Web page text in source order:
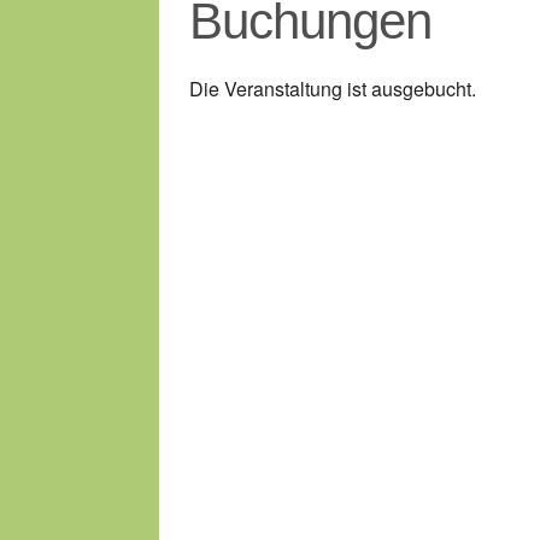
Buchungen
Die Veranstaltung ist ausgebucht.